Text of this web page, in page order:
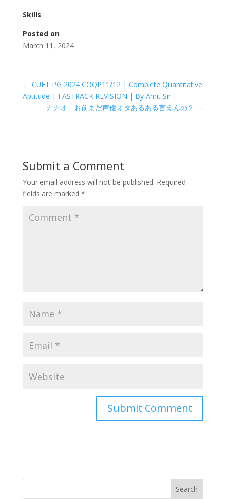
Skills
Posted on
March 11, 2024
← CUET PG 2024 COQP11/12 | Complete Quantitative
Aptitude | FASTRACK REVISION | By Amit Sir
ナナオ、お前まだ声優オタあるある言えんの？ →
Submit a Comment
Your email address will not be published. Required
fields are marked *
Search